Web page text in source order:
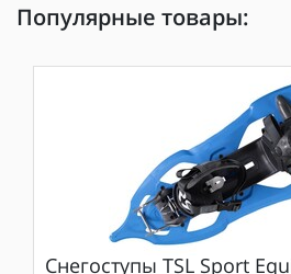
Популярные товары:
Снегоступы TSL Sport